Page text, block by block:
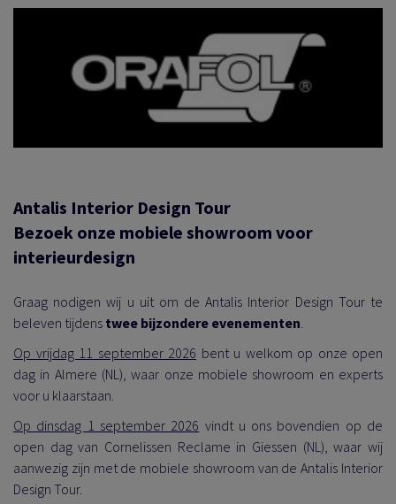
Antalis Interior Design Tour
Bezoek onze mobiele showroom voor
interieurdesign
Graag nodigen wij u uit om de Antalis Interior Design Tour te
beleven tijdens twee bijzondere evenementen
Op vrijdag 11 september 2026 bent u welkom op onze open
dag in Almere (NL), waar onze mobiele showroom en experts
voor u klaarstaan.
Op dinsdag 1 september 2026 vindt u ons bovendien op de
open dag van Cornelissen Reclame in Giessen (NL), waar wij
aanwezig zijn met de mobiele showroom van de Antalis Interior
Design Tour.